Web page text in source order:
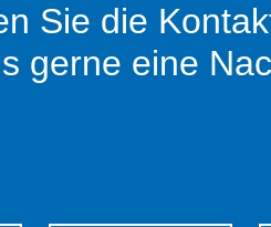
Sie die
gerne eine